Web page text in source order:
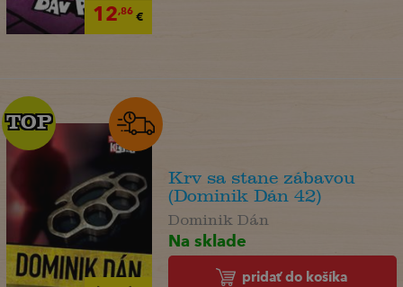
12,86€
TOP
TOP
Krv sa stane zábavou
(Dominik Dán 42)
Dominik Dán
Na sklade
pridať do košíka